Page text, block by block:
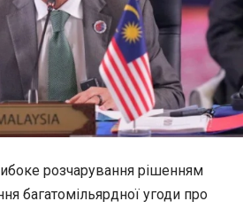
розчарування рішенням
багатомільярдної угоди про